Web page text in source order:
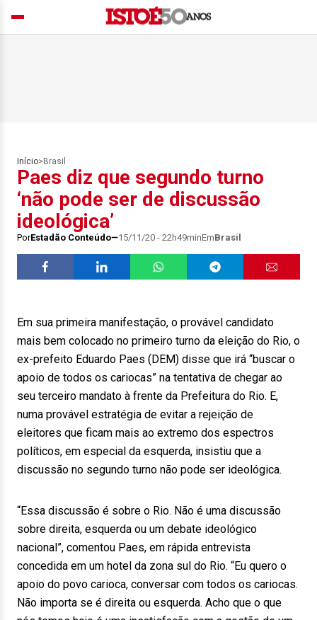
Início> Brasil
Paes diz que segundo turno
‘não pode ser de discussão
ideológica’
PorEstadão Conteúdo 15/11/20 - 22h49minEmBrasil
Em sua primeira manifestação, o provável candidato
mais bem colocado no primeiro turno da eleição do Rio, o
ex-prefeito Eduardo Paes (DEM) disse que irá “buscar o
apoio de todos os cariocas” na tentativa de chegar ao
seu terceiro mandato à frente da Prefeitura do Rio. E,
numa provável estratégia de evitar a rejeição de
eleitores que ficam mais ao extremo dos espectros
políticos, em especial da esquerda, insistiu que a
discussão no segundo turno não pode ser ideológica.
“Essa discussão é sobre o Rio. Não é uma discussão
sobre direita, esquerda ou um debate ideológico
nacional”, comentou Paes, em rápida entrevista
concedida em um hotel da zona sul do Rio. “Eu quero o
apoio do povo carioca, conversar com todos os cariocas.
Não importa se é direita ou esquerda. Acho que o que